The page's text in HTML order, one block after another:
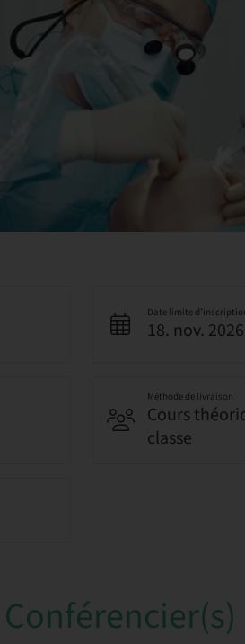
Date limite
18. nov.
Méthode de livraison
Cours
classe
Conférencier(s)